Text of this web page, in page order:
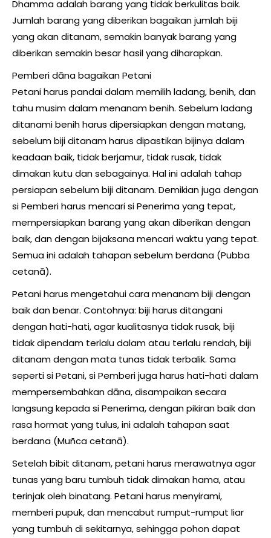
Dhamma adalah barang yang tidak berkulitas baik.
Jumlah barang yang diberikan bagaikan jumlah biji
yang akan ditanam, semakin banyak barang yang
diberikan semakin besar hasil yang diharapkan.
Pemberi dāna bagaikan Petani
Petani harus pandai dalam memilih ladang, benih, dan
tahu musim dalam menanam benih. Sebelum ladang
ditanami benih harus dipersiapkan dengan matang,
sebelum biji ditanam harus dipastikan bijinya dalam
keadaan baik, tidak berjamur, tidak rusak, tidak
dimakan kutu dan sebagainya. Hal ini adalah tahap
persiapan sebelum biji ditanam. Demikian juga dengan
si Pemberi harus mencari si Penerima yang tepat,
mempersiapkan barang yang akan diberikan dengan
baik, dan dengan bijaksana mencari waktu yang tepat.
Semua ini adalah tahapan sebelum berdana (Pubba
cetanā).
Petani harus mengetahui cara menanam biji dengan
baik dan benar. Contohnya: biji harus ditangani
dengan hati-hati, agar kualitasnya tidak rusak, biji
tidak dipendam terlalu dalam atau terlalu rendah, biji
ditanam dengan mata tunas tidak terbalik. Sama
seperti si Petani, si Pemberi juga harus hati-hati dalam
mempersembahkan dāna, disampaikan secara
langsung kepada si Penerima, dengan pikiran baik dan
rasa hormat yang tulus, ini adalah tahapan saat
berdana (Muñca cetanā).
Setelah bibit ditanam, petani harus merawatnya agar
tunas yang baru tumbuh tidak dimakan hama, atau
terinjak oleh binatang. Petani harus menyirami,
memberi pupuk, dan mencabut rumput-rumput liar
yang tumbuh di sekitarnya, sehingga pohon dapat